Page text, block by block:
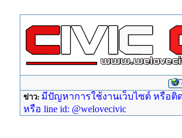
ข่าว: มีปัญหาการใช้งานเว็บไซต์ หรือติ
หรือ line id: @welovecivic